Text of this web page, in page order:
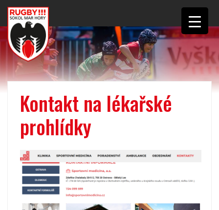
Kontakt na lékařské
prohlídky